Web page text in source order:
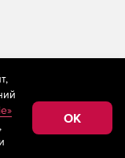
применяются
технологии
к
OK